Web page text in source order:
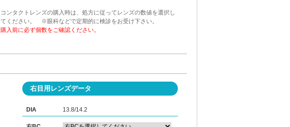
コンタクトレンズの購入時は、処方に従ってレンズの数値を選択し
てください。 ※眼科などで定期的に検診をお受け下さい。
購入前に必ず個数をご確認ください。
右目用レンズデータ
DIA 13.8/14.2